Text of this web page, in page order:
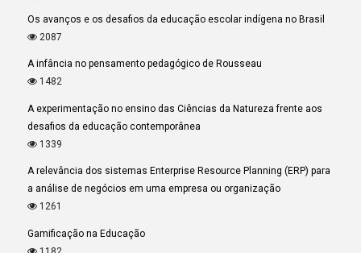
Os avanços e os desafios da educação escolar indígena no Brasil
2087
A infância no pensamento pedagógico de Rousseau
1482
A experimentação no ensino das Ciências da Natureza frente aos
desafios da educação contemporânea
1339
A relevância dos sistemas Enterprise Resource Planning (ERP) para
a análise de negócios em uma empresa ou organização
1261
Gamificação na Educação